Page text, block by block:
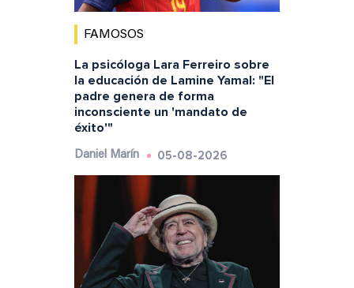
FAMOSOS
La psicóloga Lara Ferreiro sobre
la educación de Lamine Yamal: "El
padre genera de forma
inconsciente un 'mandato de
éxito'"
Daniel Marín 05-08-2026